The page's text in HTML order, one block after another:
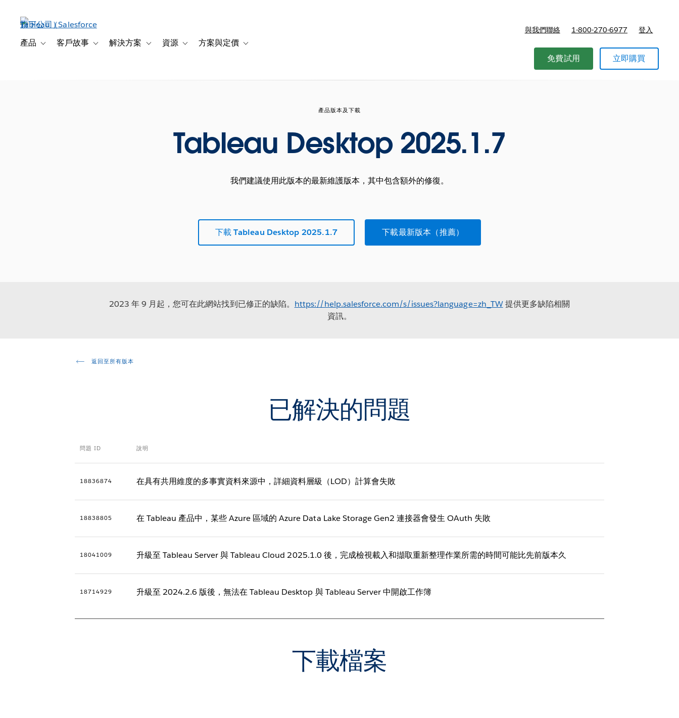
產品 Toggle sub-navigation for 產品
客戶故事 Toggle sub-navigation for 客戶故事
解決方案 Toggle sub-navigation for 解決方案
資源 Toggle sub-navigation for 資源
方案與定價 Toggle sub-navigation for 方案與定價
與我們聯絡 1-800-270-6977 登入
免費試用 立即購買
產品版本及下載
Tableau Desktop 2025.1.7
我們建議使用此版本的最新維護版本，其中包含額外的修復。
下載 Tableau Desktop 2025.1.7 下載最新版本（推薦）
2023 年 9 月起，您可在此網站找到已修正的缺陷。 https://help.salesforce.com/s/issues?language=zh_TW提供更多缺陷相關
資訊。
返回至所有版本
已解決的問題
問題 ID 說明
18836874 在具有共用維度的多事實資料來源中，詳細資料層級（LOD）計算會失敗
18838805 在 Tableau 產品中，某些 Azure 區域的 Azure Data Lake Storage Gen2 連接器會發生 OAuth 失敗
18041009 升級至 Tableau Server 與 Tableau Cloud 2025.1.0 後，完成檢視載入和擷取重新整理作業所需的時間可能比先前版本久
18714929 升級至 2024.2.6 版後，無法在 Tableau Desktop 與 Tableau Server 中開啟工作簿
下載檔案